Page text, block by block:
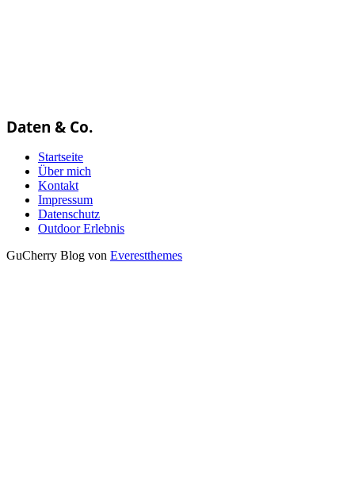
Daten & Co.
Startseite
Über mich
Kontakt
Impressum
Datenschutz
Outdoor Erlebnis
GuCherry Blog von Everestthemes